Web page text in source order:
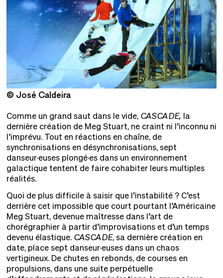
© José Caldeira
Comme un grand saut dans le vide,CASCADE, la
dernière création de Meg Stuart, ne craint ni l’inconnu ni
l’imprévu. Tout en réactions en chaîne, de
synchronisations en désynchronisations, sept
danseur·euses plongé·es dans un environnement
galactique tentent de faire cohabiter leurs multiples
réalités.
Quoi de plus difficile à saisir que l’instabilité ? C’est
derrière cet impossible que court pourtant l’Américaine
Meg Stuart, devenue maîtresse dans l’art de
chorégraphier à partir d’improvisations et d’un temps
devenu élastique. CASCADE, sa dernière création en
date, place sept danseur·euses dans un chaos
vertigineux. De chutes en rebonds, de courses en
propulsions, dans une suite perpétuelle